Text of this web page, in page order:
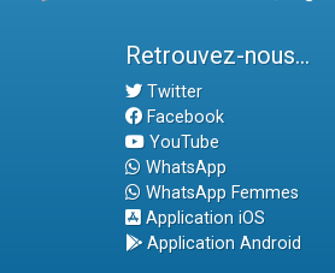
Retrouvez-nous...
Twitter
Facebook
YouTube
WhatsApp
WhatsApp Femmes
Application iOS
Application Android